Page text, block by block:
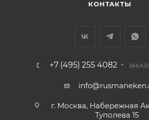
КОНТАКТЫ
+7 (495) 255 4082
г. Москва, Набережная
Туполева 15